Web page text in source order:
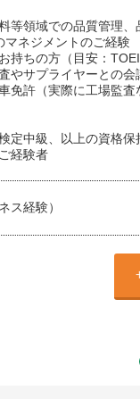
等領域での品質管理
マネジメントのご経験
持ちの方（目安：
やサプライヤーとの
免許（実際に工場監査
定中級、以上の資格保
経験者
ス経験）